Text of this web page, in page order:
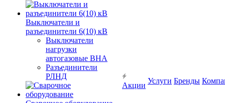
Выключатели и
разъединители 6(10) кВ
Выключатели
нагрузки
автогазовые ВНА
Разъединители
РЛНД
Акции
Услуги Бренды